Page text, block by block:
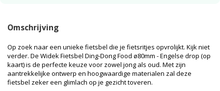
Omschrijving
Op zoek naar een unieke fietsbel die je fietsritjes opvrolijkt. Kijk niet
verder. De Widek Fietsbel Ding-Dong Food ø80mm - Engelse drop (op
kaart) is de perfecte keuze voor zowel jong als oud. Met zijn
aantrekkelijke ontwerp en hoogwaardige materialen zal deze
fietsbel zeker een glimlach op je gezicht toveren.